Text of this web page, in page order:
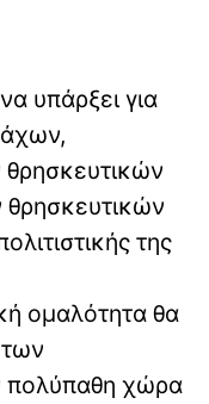
υπάρξει για
της
ομαλότητα θα
πολύπαθη χώρα